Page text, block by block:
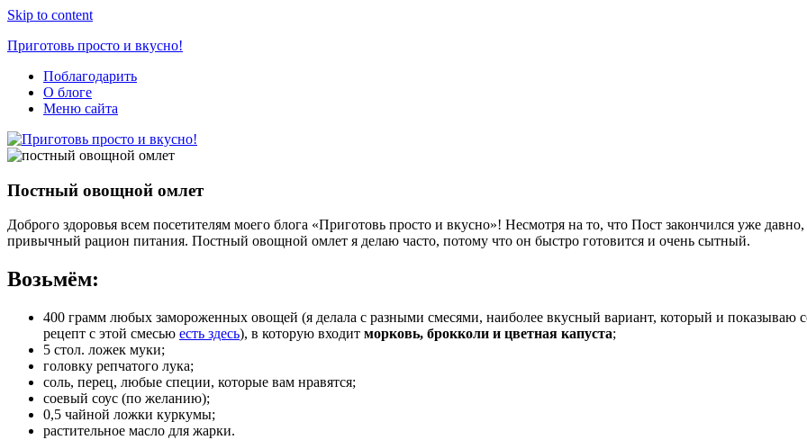
Skip to content
Приготовь просто и вкусно!
Простые
рецепты
каждый
день
Поблагодарить
О блоге
Меню сайта
Постный овощной омлет
Доброго здоровья всем посетителям моего блога «Приготовь просто и вкусно»! Несмотря на то, что Пост закончился уже
привычный рацион питания. Постный овощной омлет я делаю часто, потому что он быстро готовится и очень сытный.
Возьмём:
400 грамм любых замороженных овощей (я делала с разными смесями, наиболее вкусный вариант, который и показываю
рецепт с этой смесью есть здесь), в которую входит морковь, брокколи и цветная капуста;
5 стол. ложек муки;
головку репчатого лука;
соль, перец, любые специи, которые вам нравятся;
соевый соус (по желанию);
0,5 чайной ложки куркумы;
растительное масло для жарки.